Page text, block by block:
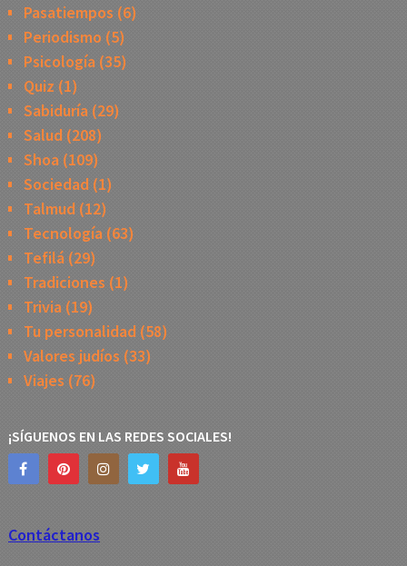
Pasatiempos (6)
Periodismo (5)
Psicología(35)
Quiz (1)
Sabiduría(29)
Salud (208)
Shoa(109)
Sociedad(1)
Talmud (12)
Tecnología(63)
Tefilá(29)
Tradiciones (1)
Trivia(19)
Tu personalidad(58)
Valores judíos (33)
Viajes (76)
¡SÍGUENOS EN LAS REDES SOCIALES!
Contáctanos